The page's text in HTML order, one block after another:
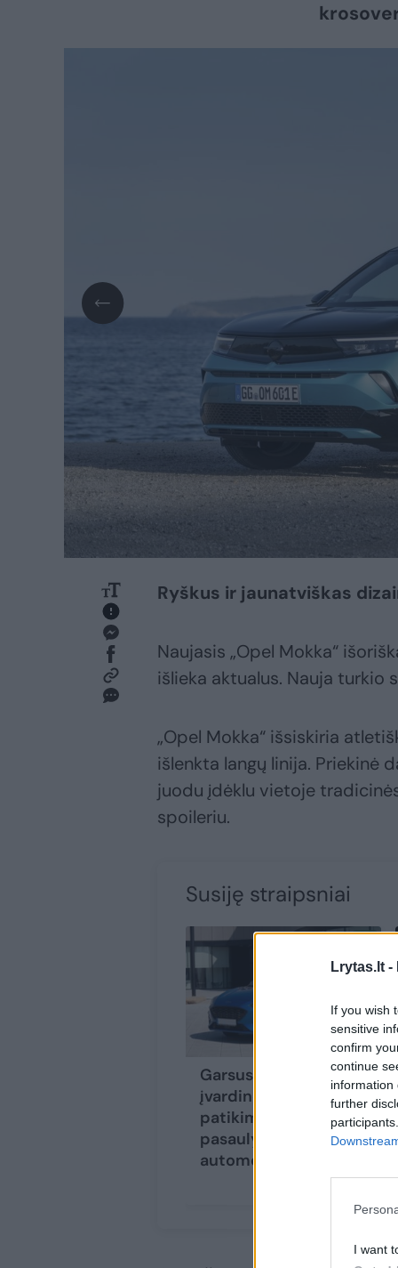
Lrytas.lt -
If you wish
sensitive
confirm
continue
information
further
I want
Ryškus ir jaunatviškas
Naujasis „Opel Mokka“
išlieka aktualus. Nauja turkio
„Opel Mokka“ išsiskiria
išlenkta langų linija. Priekinė
juodu įdėklu vietoje
spoileriu.
Susiję straipsniai
Garsus mechanikas
įvardino patį
patikimiausią
pasaulyje naudotą
automobilį